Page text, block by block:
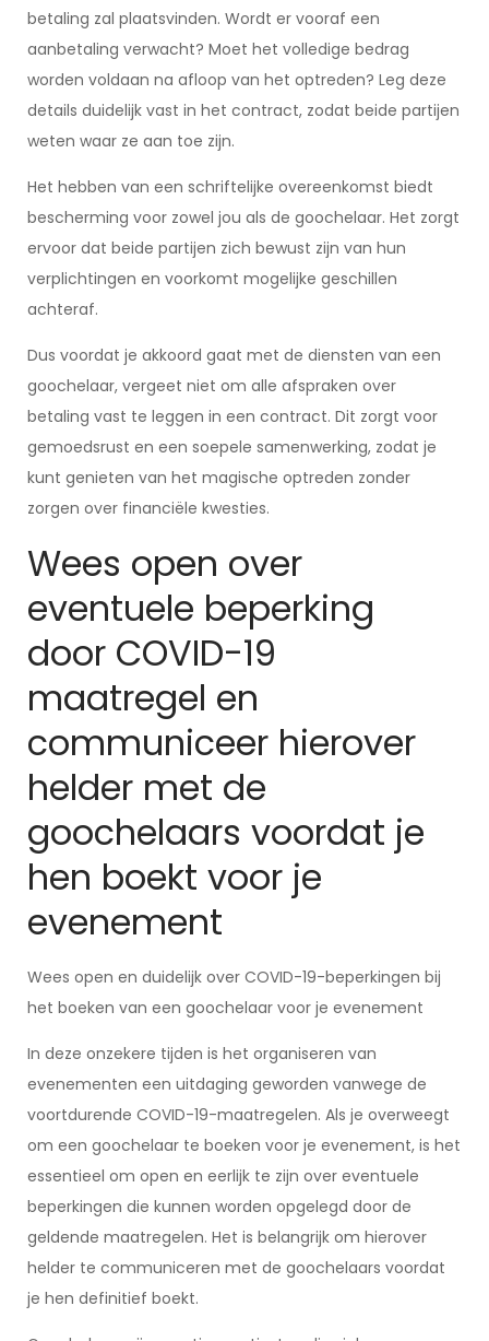
betaling zal plaatsvinden. Wordt er vooraf een
aanbetaling verwacht? Moet het volledige bedrag
worden voldaan na afloop van het optreden? Leg deze
details duidelijk vast in het contract, zodat beide partijen
weten waar ze aan toe zijn.
Het hebben van een schriftelijke overeenkomst biedt
bescherming voor zowel jou als de goochelaar. Het zorgt
ervoor dat beide partijen zich bewust zijn van hun
verplichtingen en voorkomt mogelijke geschillen
achteraf.
Dus voordat je akkoord gaat met de diensten van een
goochelaar, vergeet niet om alle afspraken over
betaling vast te leggen in een contract. Dit zorgt voor
gemoedsrust en een soepele samenwerking, zodat je
kunt genieten van het magische optreden zonder
zorgen over financiële kwesties.
Wees open over
eventuele beperking
door COVID-19
maatregel en
communiceer hierover
helder met de
goochelaars voordat je
hen boekt voor je
evenement
Wees open en duidelijk over COVID-19-beperkingen bij
het boeken van een goochelaar voor je evenement
In deze onzekere tijden is het organiseren van
evenementen een uitdaging geworden vanwege de
voortdurende COVID-19-maatregelen. Als je overweegt
om een goochelaar te boeken voor je evenement, is het
essentieel om open en eerlijk te zijn over eventuele
beperkingen die kunnen worden opgelegd door de
geldende maatregelen. Het is belangrijk om hierover
helder te communiceren met de goochelaars voordat
je hen definitief boekt.